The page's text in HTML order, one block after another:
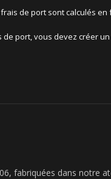
de port sont calculés
port, vous devez créer
fabriquées dans notre